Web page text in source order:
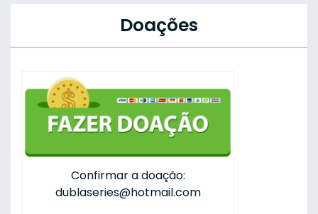
Doações
Confirmar a doação:
dublaseries@hotmail.com